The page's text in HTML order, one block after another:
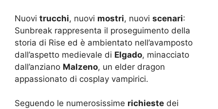
Nuovi trucchi, nuovi mostri, nuovi scenari:
Sunbreak rappresenta il proseguimento della
storia di Rise ed è ambientato nell’avamposto
dall’aspetto medievale di Elgado, minacciato
dall’anziano Malzeno, un elder dragon
appassionato di cosplay vampirici.
Seguendo le numerosissime richieste dei